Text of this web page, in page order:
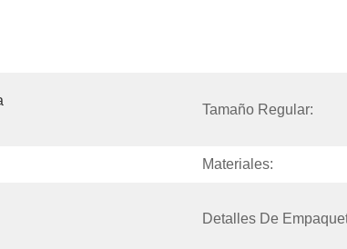
Tamaño Regular:
Materiales:
Detalles De